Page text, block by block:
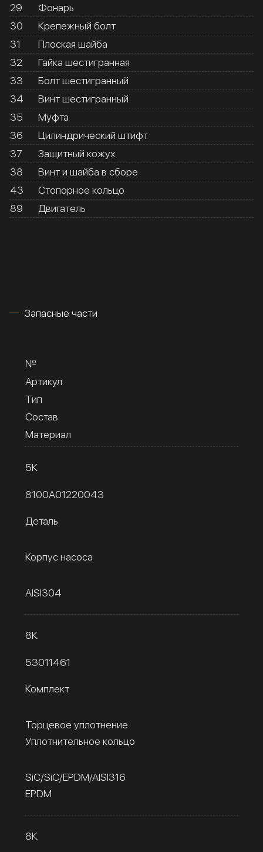
29
Фонарь
30
Крепежный болт
31
Плоская шайба
32
Гайка шестигранная
33
Болт шестигранный
34
Винт шестигранный
35
Муфта
36
Цилиндрический штифт
37
Защитный кожух
38
Винт и шайба в сборе
43
Стопорное кольцо
89
Двигатель
Запасные части
№
Артикул
Тип
Состав
Материал
5К
8100A01220043
Деталь
Корпус насоса
AISI304
8К
53011461
Комплект
Торцевое уплотнение
Уплотнительное кольцо
SiC/SiC/EPDM/AISI316
EPDM
8К